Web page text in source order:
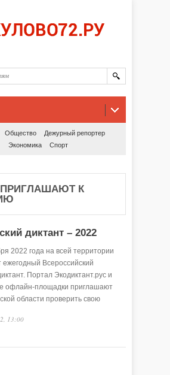
Общество
Дежурный репортер
Экономика
Спорт
ПРИГЛАШАЮТ К
диктант – 2022
2022 года на всей территории
ежегодный Всероссийский
Портал Экодиктант.рус и
офлайн-площадки приглашают
области проверить свою
13:00